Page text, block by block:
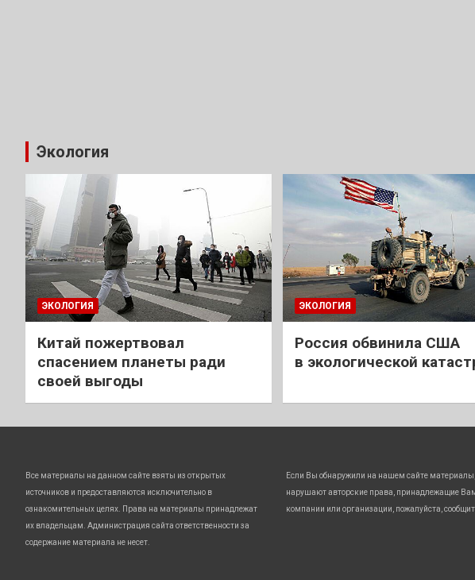
Экология
ЭКОЛОГИЯ
Китай пожертвовал
спасением планеты ради
своей выгоды
ЭКОЛОГИЯ
Россия обвинила США
в экологической
Все материалы на данном сайте взяты из открытых
источников и предоставляются исключительно в
ознакомительных целях. Права на материалы принадлежат
их владельцам. Администрация сайта ответственности за
содержание материала не несет.
Если Вы обнаружили на нашем сайте
нарушают авторские права, принадлежащие
компании или организации, пожалуйста,